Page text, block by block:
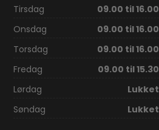
Tirsdag
09.00 til 16.00
Onsdag
09.00 til 16.00
Torsdag
09.00 til 16.00
Fredag
09.00 til 15.30
Lørdag
Lukket
Søndag
Lukket